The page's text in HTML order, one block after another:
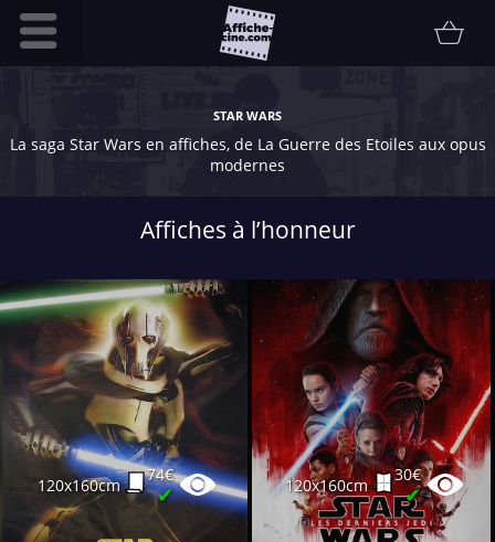
Promotions
FAQ
Communauté
Collectionneur
Vendu
Thématiques
Partenaires
Vendre
STAR WARS
La saga Star Wars en affiches, de La Guerre des Etoiles aux opus
modernes
Affiches à l’honneur
120x160cm
74€
✔ 120x160cm
30€
✔